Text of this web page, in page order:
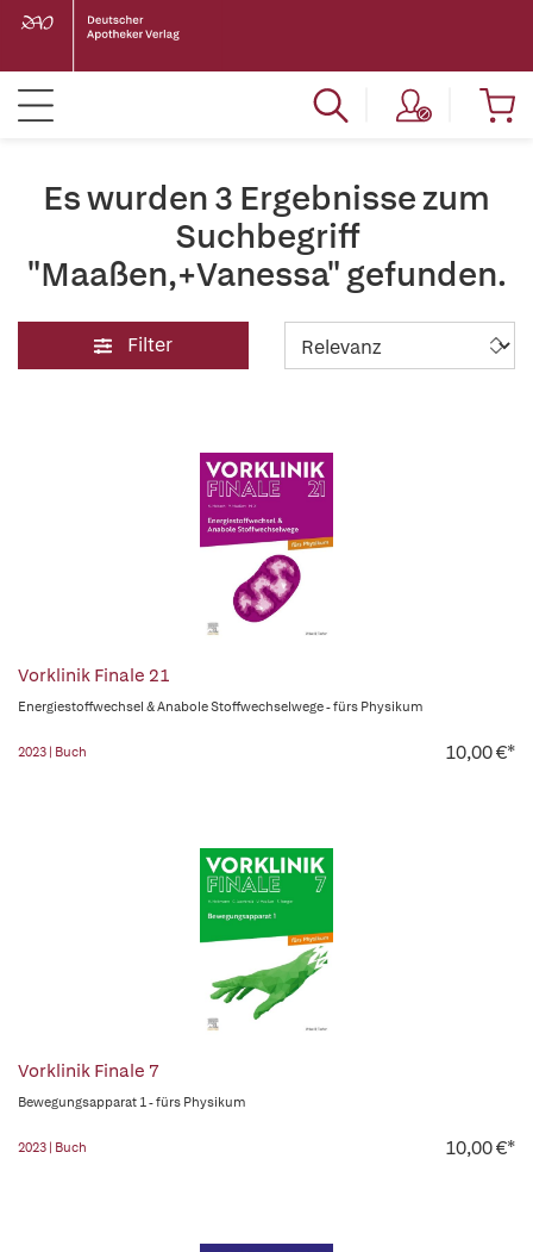
Es wurden 3 Ergebnisse zum
Suchbegriff
"Maaßen,+Vanessa" gefunden.
Filter
Vorklinik Finale 21
Energiestoffwechsel & Anabole Stoffwechselwege - fürs Physikum
2023 | Buch 10,00 €*
Vorklinik Finale 7
Bewegungsapparat 1 - fürs Physikum
2023 | Buch 10,00 €*